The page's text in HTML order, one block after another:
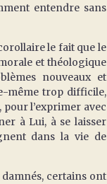
entendre sans
le fait que le
et théologique
nouveaux et
même trop difficile,
l’exprimer avec
à Lui, à se laisser
dans la vie de
certains ont